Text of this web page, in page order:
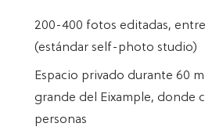
200-400 fotos editadas,
(estándar self-photo studio)
Espacio privado durante 60
grande del Eixample, donde
personas